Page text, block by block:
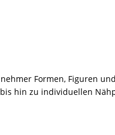
Formen, Figuren
hin zu individuellen